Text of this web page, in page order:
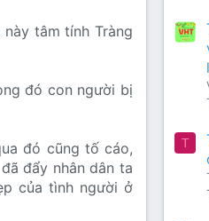
tâm tính Tràng
đó con người bị
đó cũng tố cáo,
đẩy nhân dân ta
của tình người ở
T